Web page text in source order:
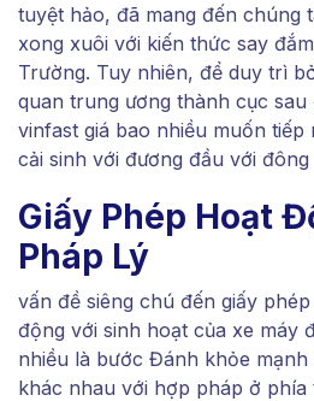
tuyệt hảo, đã mang đến chúng
xong xuôi với kiến thức say
Trường. Tuy nhiên, để duy trì
quan trung ương thành cục sau
vinfast giá bao nhiều muốn
cải sinh với đương đầu với
Giấy Phép Hoạt
Pháp Lý
vấn đề siêng chú đến giấy
động với sinh hoạt của xe máy
nhiều là bước Đánh khỏe
khác nhau với hợp pháp ở